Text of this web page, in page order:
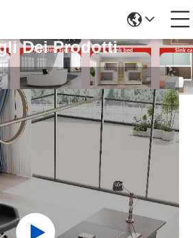
Dei Prodotti